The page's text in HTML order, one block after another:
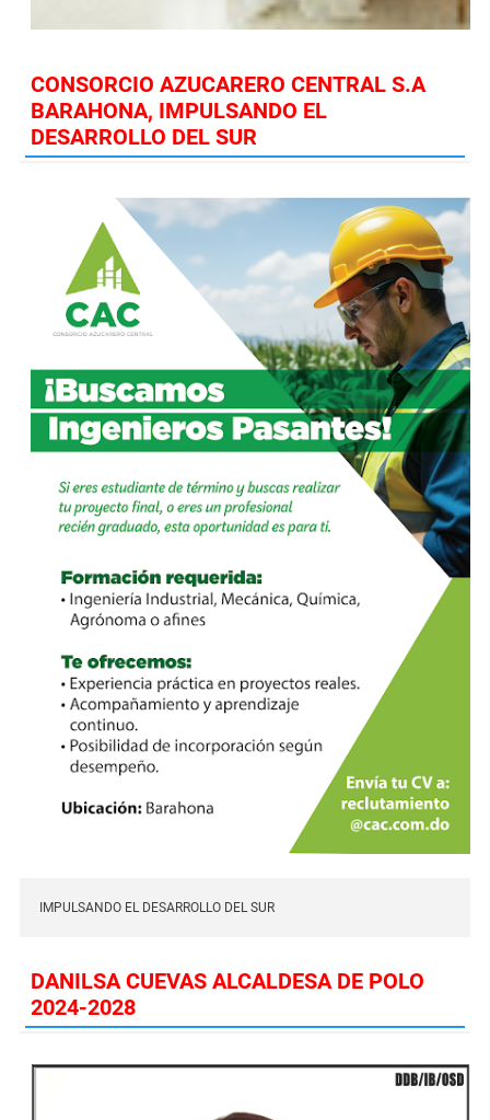
CONSORCIO AZUCARERO CENTRAL S.A
BARAHONA, IMPULSANDO EL
DESARROLLO DEL SUR
IMPULSANDO EL DESARROLLO DEL SUR
DANILSA CUEVAS ALCALDESA DE POLO
2024-2028